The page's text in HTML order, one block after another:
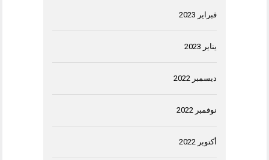
فبراير 2023
يناير 2023
ديسمبر 2022
نوفمبر 2022
أكتوبر 2022